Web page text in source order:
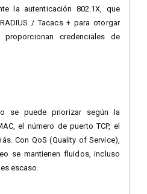
la autenticación 802.1X, que
/ Tacacs + para otorgar
credenciales de
se puede priorizar según la
el número de puerto TCP, el
Con QoS (Quality of Service),
se mantienen fluidos, incluso
escaso.